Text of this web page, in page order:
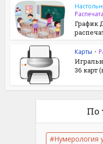
График
Карты •
36 карт
По
Нумерология